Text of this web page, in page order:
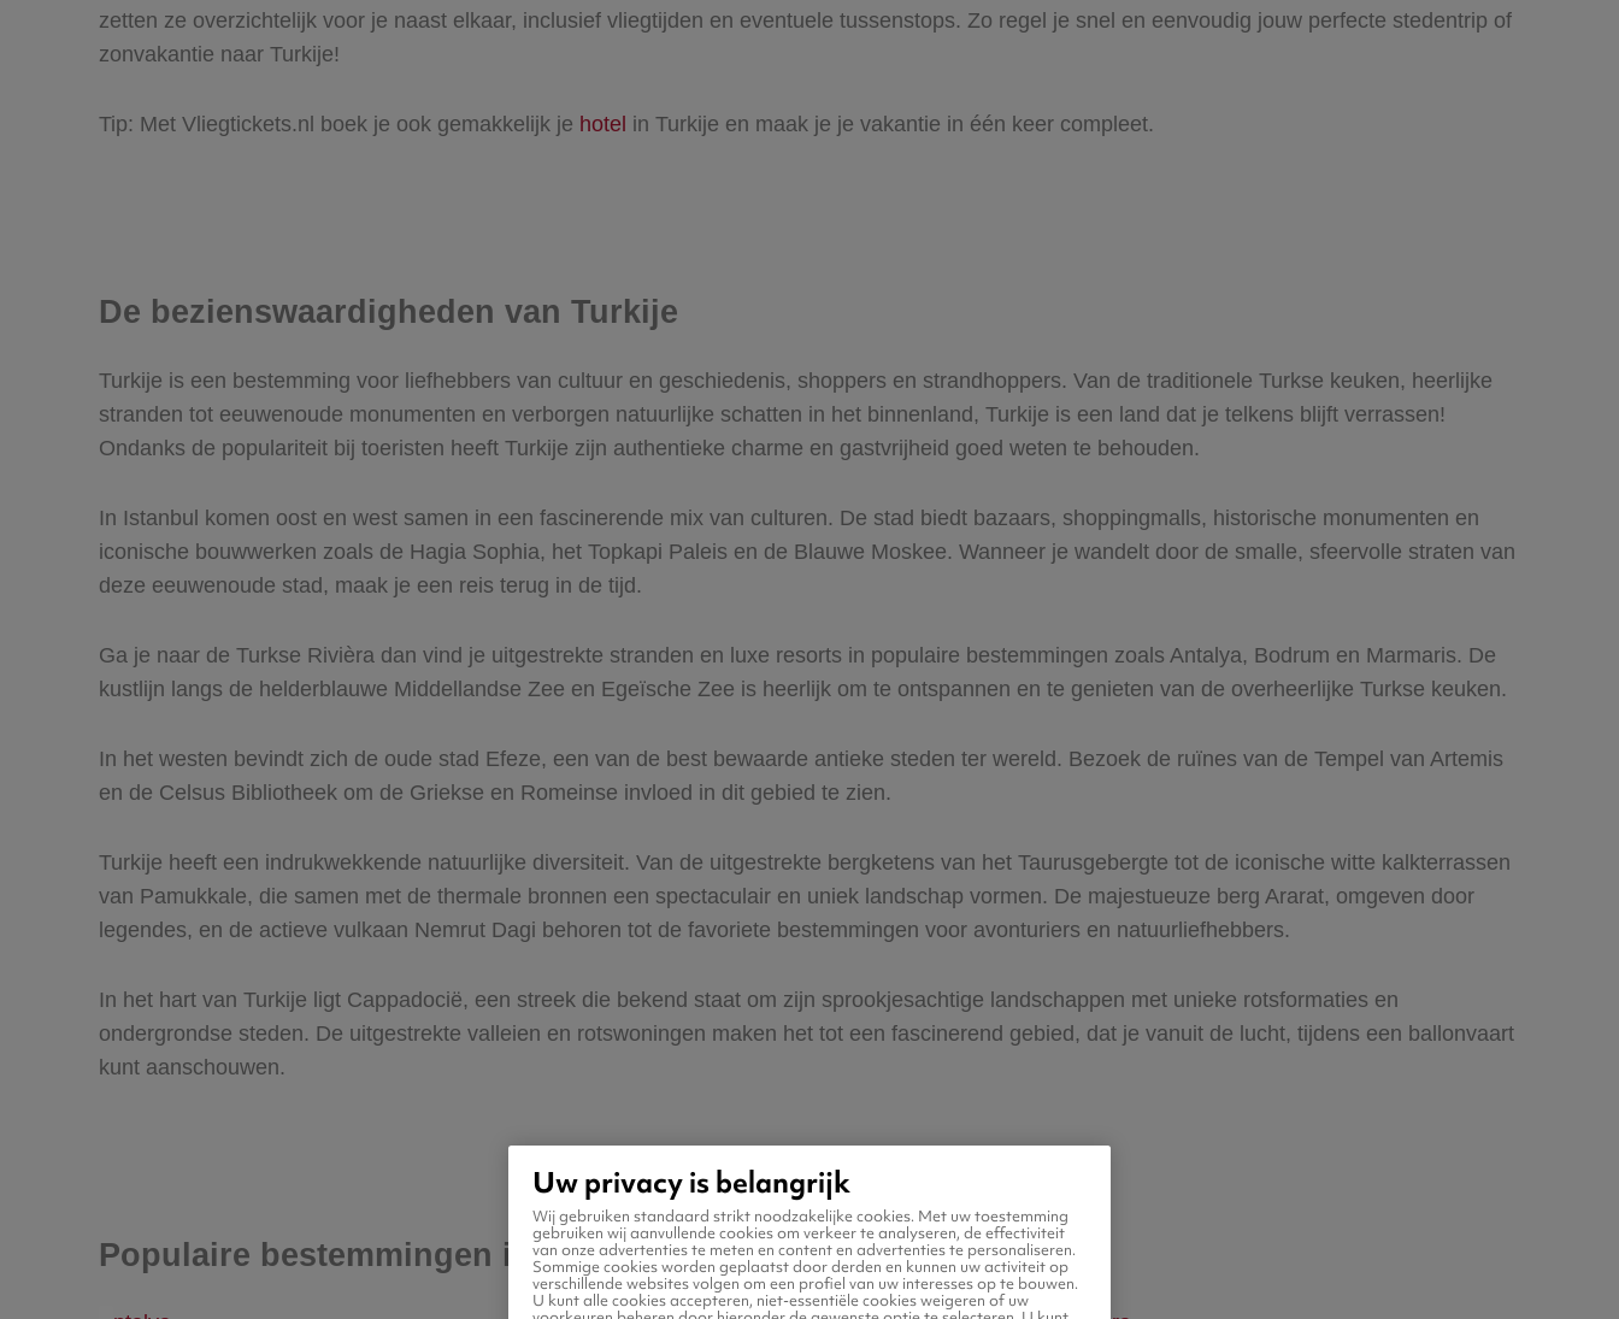
zetten ze overzichtelijk voor je naast elkaar, inclusief vliegtijden en eventuele tussenstops. Zo regel je snel en eenvoudig jouw perfecte stedentrip of
zonvakantie naar Turkije!
Tip: Met Vliegtickets.nl boek je ook gemakkelijk je hotel in Turkije en maak je je vakantie in één keer compleet.
De bezienswaardigheden van Turkije
Turkije is een bestemming voor liefhebbers van cultuur en geschiedenis, shoppers en strandhoppers. Van de traditionele Turkse keuken, heerlijke
stranden tot eeuwenoude monumenten en verborgen natuurlijke schatten in het binnenland, Turkije is een land dat je telkens blijft verrassen!
Ondanks de populariteit bij toeristen heeft Turkije zijn authentieke charme en gastvrijheid goed weten te behouden.
In Istanbul komen oost en west samen in een fascinerende mix van culturen. De stad biedt bazaars, shoppingmalls, historische monumenten en
iconische bouwwerken zoals de Hagia Sophia, het Topkapi Paleis en de Blauwe Moskee. Wanneer je wandelt door de smalle, sfeervolle straten van
deze eeuwenoude stad, maak je een reis terug in de tijd.
Ga je naar de Turkse Rivièra dan vind je uitgestrekte stranden en luxe resorts in populaire bestemmingen zoals Antalya, Bodrum en Marmaris. De
kustlijn langs de helderblauwe Middellandse Zee en Egeïsche Zee is heerlijk om te ontspannen en te genieten van de overheerlijke Turkse keuken.
In het westen bevindt zich de oude stad Efeze, een van de best bewaarde antieke steden ter wereld. Bezoek de ruïnes van de Tempel van Artemis
en de Celsus Bibliotheek om de Griekse en Romeinse invloed in dit gebied te zien.
Turkije heeft een indrukwekkende natuurlijke diversiteit. Van de uitgestrekte bergketens van het Taurusgebergte tot de iconische witte kalkterrassen
van Pamukkale, die samen met de thermale bronnen een spectaculair en uniek landschap vormen. De majestueuze berg Ararat, omgeven door
legendes, en de actieve vulkaan Nemrut Dagi behoren tot de favoriete bestemmingen voor avonturiers en natuurliefhebbers.
In het hart van Turkije ligt Cappadocië, een streek die bekend staat om zijn sprookjesachtige landschappen met unieke rotsformaties en
ondergrondse steden. De uitgestrekte valleien en rotswoningen maken het tot een fascinerend gebied, dat je vanuit de lucht, tijdens een ballonvaart
kunt aanschouwen.
Populaire bestemmingen in Turkije
Uw privacy is belangrijk
Wij gebruiken standaard strikt noodzakelijke cookies. Met uw toestemming
gebruiken wij aanvullende cookies om verkeer te analyseren, de effectiviteit
van onze advertenties te meten en content en advertenties te personaliseren.
Sommige cookies worden geplaatst door derden en kunnen uw activiteit op
verschillende websites volgen om een profiel van uw interesses op te bouwen.
U kunt alle cookies accepteren, niet-essentiële cookies weigeren of uw